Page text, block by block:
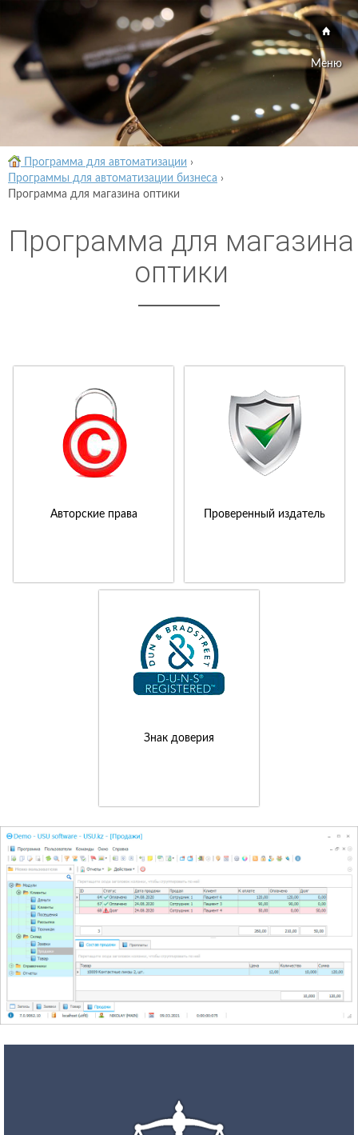
Меню
Программа для автоматизации ›
Программы для автоматизации бизнеса ›
Программа для магазина оптики
Программа для магазина
оптики
Авторские права Проверенный издатель
Знак доверия